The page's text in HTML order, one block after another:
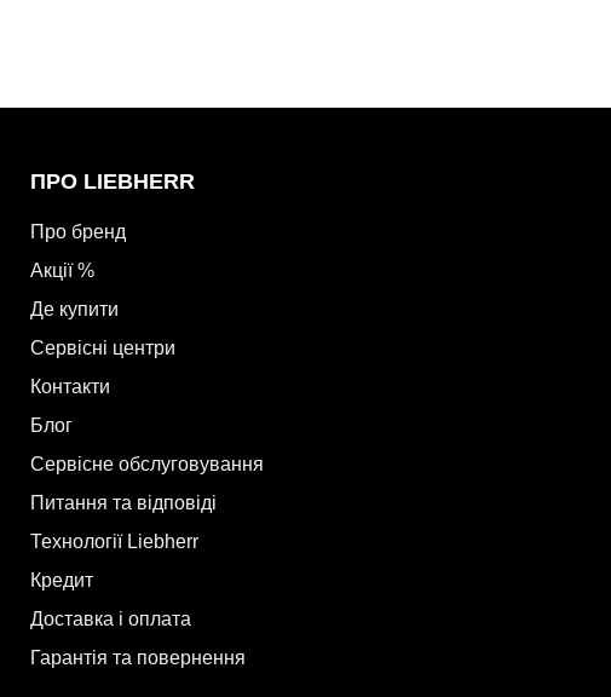
ПРО LIEBHERR
Про бренд
Акції %
Де купити
Сервісні центри
Контакти
Блог
Сервісне обслуговування
Питання та відповіді
Технології Liebherr
Кредит
Доставка і оплата
Гарантія та повернення